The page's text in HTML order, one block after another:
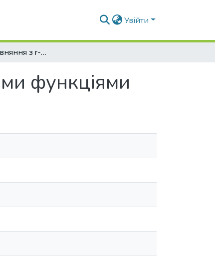
Увійти
Інтегральні рівняння з r-гіпергеометричними функціями
функціями